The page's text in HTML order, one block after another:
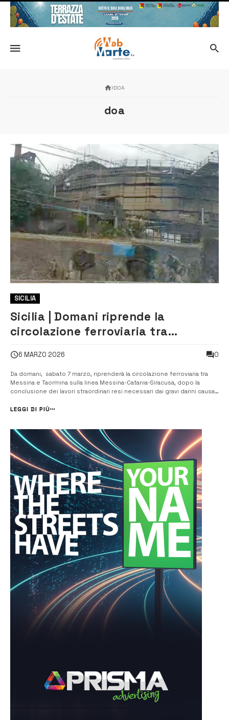
DOA
doa
SICILIA
Sicilia | Domani riprende la
circolazione ferroviaria tra
criticità alla stazione etnea
6 MARZO 2026 0
Da domani, sabato 7 marzo, riprenderà la circolazione ferroviaria tra
Messina e Taormina sulla linea Messina-Catania-Siracusa, dopo la
conclusione dei lavori straordinari resi necessari dai gravi danni causati
previsti da Rete ferroviaria italiana, che ha avviato g...
LEGGI DI PIÙ